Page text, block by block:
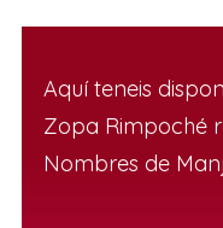
Aquí teneis
Zopa Rimpoché
Nombres de